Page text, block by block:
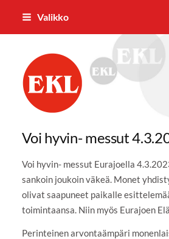
Siirry
Valikko
Eurajoen
Voi hyvin- messut
Voi hyvin- messut Eurajoella
sankoin joukoin väkeä. Monet
olivat saapuneet paikalle
toimintaansa. Niin myös Eurajoen
Perinteinen arvontaämpäri